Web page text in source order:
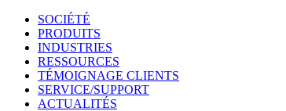
SOCIÉTÉ
PRODUITS
INDUSTRIES
RESSOURCES
TÉMOIGNAGE CLIENTS
SERVICE/SUPPORT
ACTUALITÉS